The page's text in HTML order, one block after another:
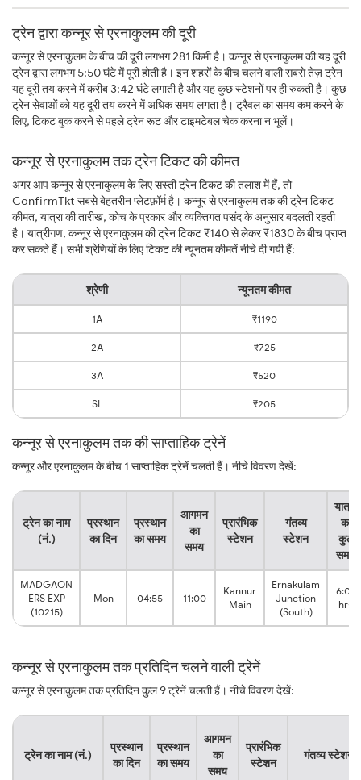
ट्रेन द्वारा कन्नूर से एरनाकुलम की दूरी
कन्नूर से एरनाकुलम के बीच की दूरी लगभग 281 किमी है। कन्नूर से एरनाकुलम की यह दूरी
ट्रेन द्वारा लगभग 5:50 घंटे में पूरी होती है। इन शहरों के बीच चलने वाली सबसे तेज़ ट्रेन
यह दूरी तय करने में करीब 3:42 घंटे लगाती है और यह कुछ स्टेशनों पर ही रुकती है। कुछ
ट्रेन सेवाओं को यह दूरी तय करने में अधिक समय लगता है। ट्रैवल का समय कम करने के
लिए, टिकट बुक करने से पहले ट्रेन रूट और टाइमटेबल चेक करना न भूलें।
कन्नूर से एरनाकुलम तक ट्रेन टिकट की कीमत
अगर आप कन्नूर से एरनाकुलम के लिए सस्ती ट्रेन टिकट की तलाश में हैं, तो
ConfirmTkt सबसे बेहतरीन प्लेटफ़ॉर्म है। कन्नूर से एरनाकुलम तक की ट्रेन टिकट
कीमत, यात्रा की तारीख, कोच के प्रकार और व्यक्तिगत पसंद के अनुसार बदलती रहती
है। यात्रीगण, कन्नूर से एरनाकुलम की ट्रेन टिकट ₹140 से लेकर ₹1830 के बीच प्राप्त
कर सकते हैं। सभी श्रेणियों के लिए टिकट की न्यूनतम कीमतें नीचे दी गयी हैं:
श्रेणी न्यूनतम कीमत
1A ₹1190
2A ₹725
3A ₹520
SL ₹205
कन्नूर से एरनाकुलम तक की साप्ताहिक ट्रेनें
कन्नूर और एरनाकुलम के बीच 1 साप्ताहिक ट्रेनें चलती हैं। नीचे विवरण देखें:
ट्रेन का नाम
(नं.)
प्रस्थान
का दिन
प्रस्थान
का समय
आगमन
का
समय
प्रारंभिक
स्टेशन
गंतव्य
स्टेशन
यात्रा
का
कुल
समय
MADGAON
ERS EXP
(10215)
Mon 04:55 11:00
Kannur
Main
Ernakulam
Junction
(South)
6:05
hrs
कन्नूर से एरनाकुलम तक प्रतिदिन चलने वाली ट्रेनें
कन्नूर से एरनाकुलम तक प्रतिदिन कुल 9 ट्रेनें चलती हैं। नीचे विवरण देखें:
ट्रेन का नाम (नं.)
प्रस्थान
का दिन
प्रस्थान
का समय
आगमन
का
समय
प्रारंभिक
स्टेशन
गंतव्य स्टेशन